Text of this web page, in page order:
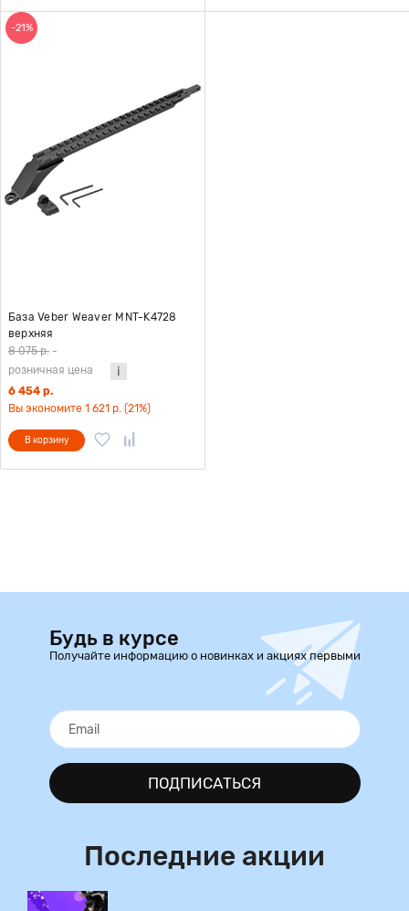
-21%
База Veber Weaver MNT-K4728
верхняя
8 075 р. -
розничная цена
6 454 р.
Вы экономите 1 621 р. (21%)
В корзину
Будь в курсе
Получайте информацию о новинках и акциях первыми
ПОДПИСАТЬСЯ
Последние акции